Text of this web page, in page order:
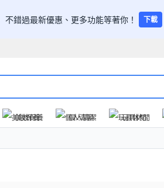
不錯過最新優惠、更多功能等著你！ 下載
美妝保養 個人清潔 玩具休閒